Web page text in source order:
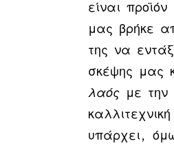
είναι
μας βρήκε
της να
σκέψης μας
λαός με την
υπάρχει,